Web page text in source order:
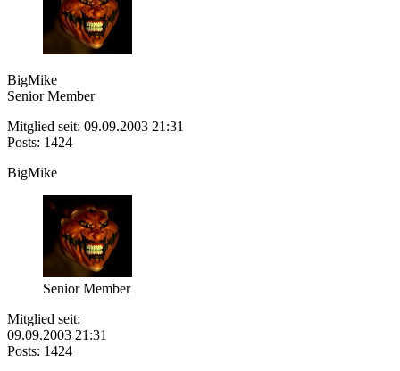
BigMike
Senior Member
Mitglied seit: 09.09.2003 21:31
Posts: 1424
BigMike
Senior Member
Mitglied seit:
09.09.2003 21:31
Posts: 1424